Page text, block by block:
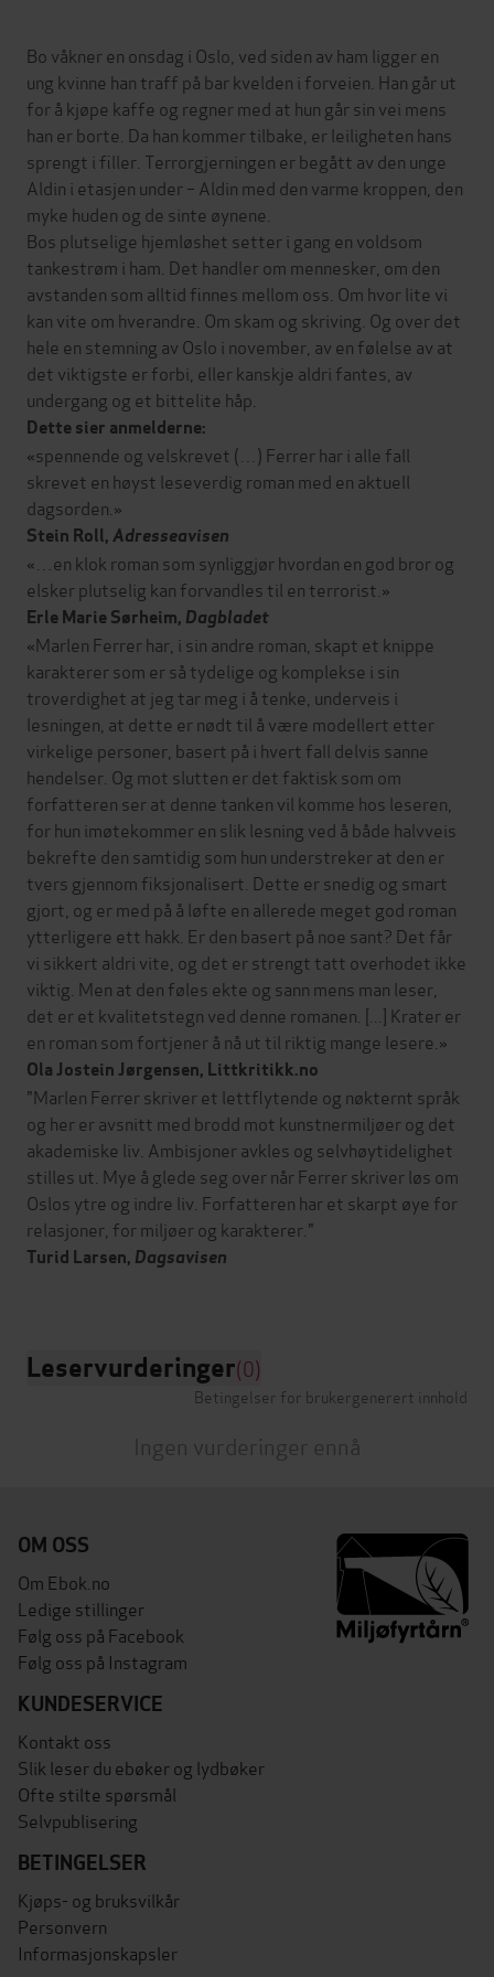
Bo våkner en onsdag i Oslo, ved siden av ham ligger en
ung kvinne han traff på bar kvelden i forveien. Han går ut
for å kjøpe kaffe og regner med at hun går sin vei mens
han er borte. Da han kommer tilbake, er leiligheten hans
sprengt i filler. Terrorgjerningen er begått av den unge
Aldin i etasjen under – Aldin med den varme kroppen, den
myke huden og de sinte øynene.
Bos plutselige hjemløshet setter i gang en voldsom
tankestrøm i ham. Det handler om mennesker, om den
avstanden som alltid finnes mellom oss. Om hvor lite vi
kan vite om hverandre. Om skam og skriving. Og over det
hele en stemning av Oslo i november, av en følelse av at
det viktigste er forbi, eller kanskje aldri fantes, av
undergang og et bittelite håp.
Dette sier anmelderne:
«spennende og velskrevet (…) Ferrer har i alle fall
skrevet en høyst leseverdig roman med en aktuell
dagsorden.»
Stein Roll,Adresseavisen
«…en klok roman som synliggjør hvordan en god bror og
elsker plutselig kan forvandles til en terrorist.»
Erle Marie Sørheim, Dagbladet
«Marlen Ferrer har, i sin andre roman, skapt et knippe
karakterer som er så tydelige og komplekse i sin
troverdighet at jeg tar meg i å tenke, underveis i
lesningen, at dette er nødt til å være modellert etter
virkelige personer, basert på i hvert fall delvis sanne
hendelser. Og mot slutten er det faktisk som om
forfatteren ser at denne tanken vil komme hos leseren,
for hun imøtekommer en slik lesning ved å både halvveis
bekrefte den samtidig som hun understreker at den er
tvers gjennom fiksjonalisert. Dette er snedig og smart
gjort, og er med på å løfte en allerede meget god roman
ytterligere ett hakk. Er den basert på noe sant? Det får
vi sikkert aldri vite, og det er strengt tatt overhodet ikke
viktig. Men at den føles ekte og sann mens man leser,
det er et kvalitetstegn ved denne romanen. [...] Krater er
en roman som fortjener å nå ut til riktig mange lesere.»
Ola Jostein Jørgensen, Littkritikk.no
"Marlen Ferrer skriver et lettflytende og nøkternt språk
og her er avsnitt med brodd mot kunstnermiljøer og det
akademiske liv. Ambisjoner avkles og selvhøytidelighet
stilles ut. Mye å glede seg over når Ferrer skriver løs om
Oslos ytre og indre liv. Forfatteren har et skarpt øye for
relasjoner, for miljøer og karakterer."
Turid Larsen, Dagsavisen
Leservurderinger(0)
Betingelser for brukergenerert innhold
Ingen vurderinger ennå
OM OSS
Om Ebok.no
Ledige stillinger
Følg oss på Facebook
Følg oss på Instagram
KUNDESERVICE
Kontakt oss
Slik leser du ebøker og lydbøker
Ofte stilte spørsmål
Selvpublisering
BETINGELSER
Kjøps- og bruksvilkår
Personvern
Informasjonskapsler